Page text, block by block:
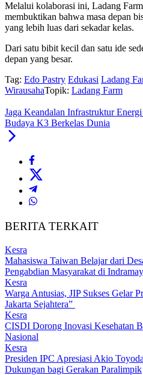
Melalui kolaborasi ini, Ladang
membuktikan bahwa masa depan
yang lebih luas dari sekadar kelas.
Dari satu bibit kecil dan satu ide
depan yang besar.
Tag: Edo Pastry Edukasi Ladang
WirausahaTopik: Ladang Farm
Jaga Keandalan Infrastruktur
Budaya K3 Berkelas Dunia
BERITA TERKAIT
Kesra
Mahasiswa Taiwan Belajar dari
Pengabdian Masyarakat di
Kesra
Warga Antusias, JIP Sukses Gelar
Jakarta Sejahtera”
Kesra
CISDI Dorong Inovasi Kesehatan
Nasional
Kesra
Presiden IPC Apresiasi Akio
Dukungan bagi Gerakan Paralimpik